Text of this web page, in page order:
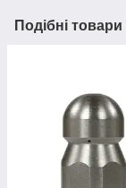
Подібні товари